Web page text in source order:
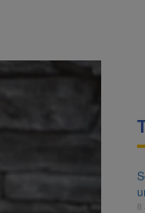
un accident. Două
unice în toată țara,
8